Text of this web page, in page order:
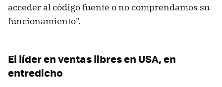
acceder al código fuente o no comprendamos su
funcionamiento".
El líder en ventas libres en USA, en
entredicho